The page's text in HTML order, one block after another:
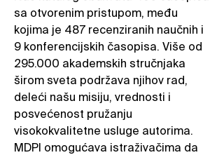
sa otvorenim pristupom, među
kojima je 487 recenziranih naučnih i
9 konferencijskih časopisa. Više od
295.000 akademskih stručnjaka
širom sveta podržava njihov rad,
deleći našu misiju, vrednosti i
posvećenost pružanju
visokokvalitetne usluge autorima.
MDPI omogućava istraživačima da